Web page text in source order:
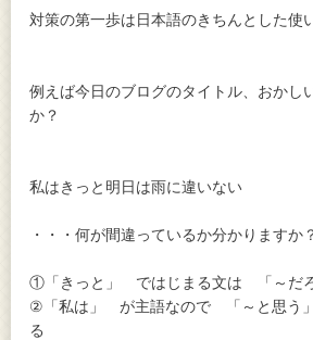
対策の第一歩は日本語のきちんとした使
例えば今日のブログのタイトル、おかし
か？
私はきっと明日は雨に違いない
・・・何が間違っているか分かりますか
①「きっと」 ではじまる文は 「～だ
②「私は」 が主語なので 「～と思う
る